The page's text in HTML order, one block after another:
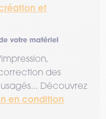
et
des
Découvrez
en condition